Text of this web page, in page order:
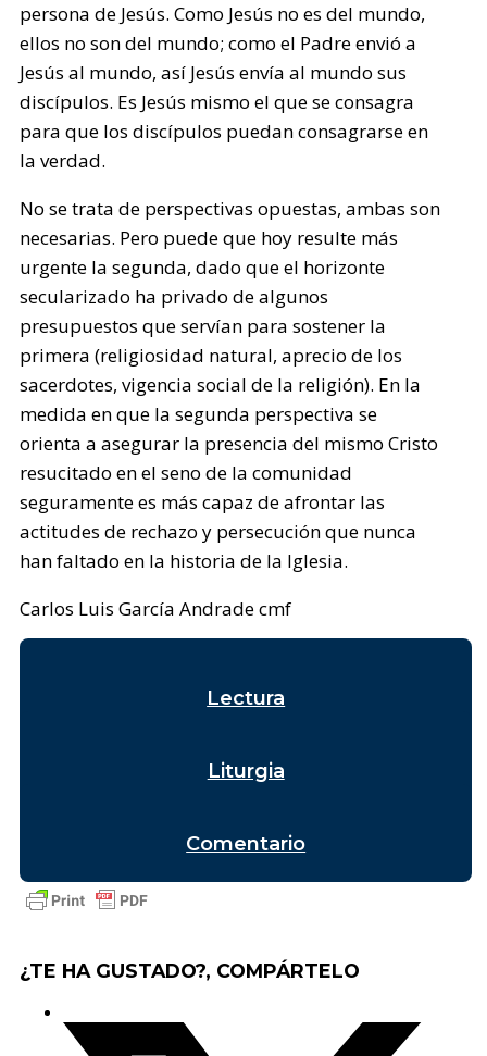
persona de Jesús. Como Jesús no es del mundo,
ellos no son del mundo; como el Padre envió a
Jesús al mundo, así Jesús envía al mundo sus
discípulos. Es Jesús mismo el que se consagra
para que los discípulos puedan consagrarse en
la verdad.
No se trata de perspectivas opuestas, ambas son
necesarias. Pero puede que hoy resulte más
urgente la segunda, dado que el horizonte
secularizado ha privado de algunos
presupuestos que servían para sostener la
primera (religiosidad natural, aprecio de los
sacerdotes, vigencia social de la religión). En la
medida en que la segunda perspectiva se
orienta a asegurar la presencia del mismo Cristo
resucitado en el seno de la comunidad
seguramente es más capaz de afrontar las
actitudes de rechazo y persecución que nunca
han faltado en la historia de la Iglesia.
Carlos Luis García Andrade cmf
Lectura
Liturgia
Comentario
¿TE HA GUSTADO?, COMPÁRTELO